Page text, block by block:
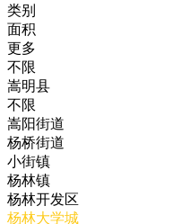
类别
面积
更多
不限
嵩明县
不限
嵩阳街道
杨桥街道
小街镇
杨林镇
杨林开发区
杨林大学城